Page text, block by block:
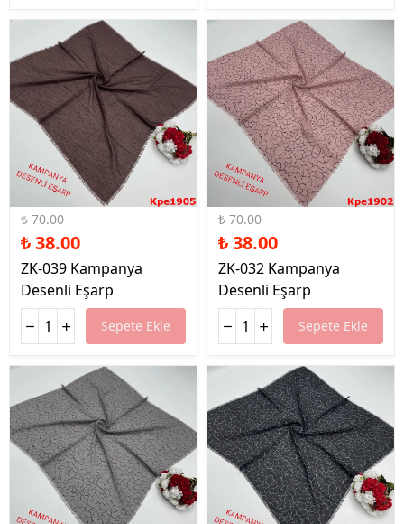
%46 İndirim
₺ 70.00
₺ 38.00
ZK-039 Kampanya
Desenli Eşarp
Sepete Ekle
%46 İndirim
₺ 70.00
₺ 38.00
ZK-032 Kampanya
Desenli Eşarp
Sepete Ekle